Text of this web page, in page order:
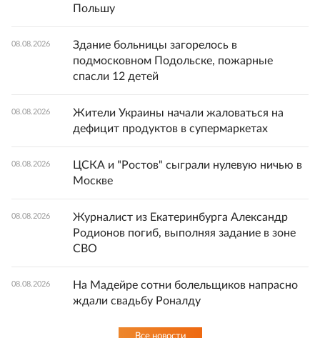
Польшу
08.08.2026
Здание больницы загорелось в
подмосковном Подольске, пожарные
спасли 12 детей
08.08.2026
Жители Украины начали жаловаться на
дефицит продуктов в супермаркетах
08.08.2026
ЦСКА и "Ростов" сыграли нулевую ничью в
Москве
08.08.2026
Журналист из Екатеринбурга Александр
Родионов погиб, выполняя задание в зоне
СВО
08.08.2026
На Мадейре сотни болельщиков напрасно
ждали свадьбу Роналду